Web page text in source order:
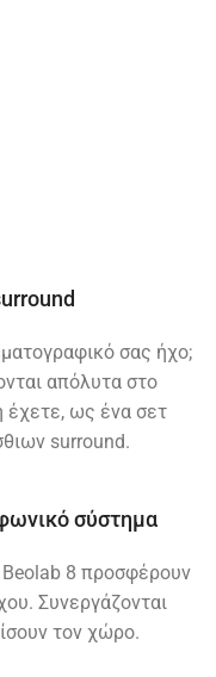
σας ήχο;
απόλυτα στο
έχετε, ως ένα σετ
surround.
σύστημα
Beolab 8 προσφέρουν
Συνεργάζονται
τον χώρο.